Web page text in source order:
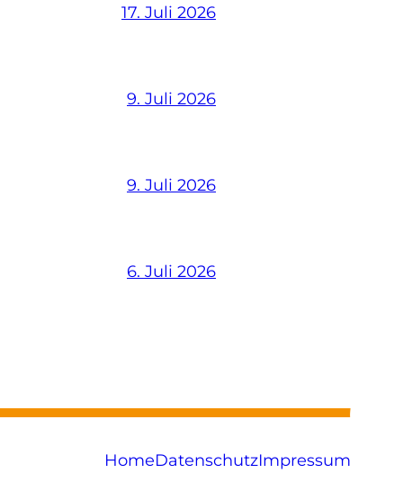
17. Juli 2026
9. Juli 2026
9. Juli 2026
6. Juli 2026
HomeDatenschutzImpressum